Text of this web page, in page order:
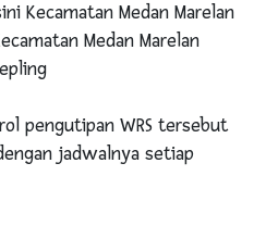
Kecamatan Medan Marelan
Medan Marelan
pengutipan WRS tersebut
jadwalnya setiap